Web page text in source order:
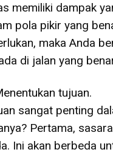
memiliki dampak
pola pikir yang
maka Anda
di jalan yang
tujuan.
sangat penting
Pertama,
Ini akan berbeda